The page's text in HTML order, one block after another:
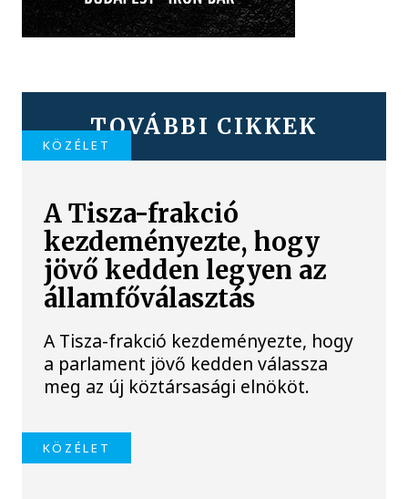
TOVÁBBI CIKKEK
KÖZÉLET
A Tisza-frakció
kezdeményezte, hogy
jövő kedden legyen az
államfőválasztás
A Tisza-frakció kezdeményezte, hogy
a parlament jövő kedden válassza
meg az új köztársasági elnököt.
KÖZÉLET